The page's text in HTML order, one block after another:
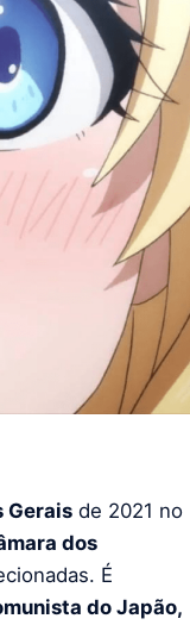
Gerais de 2021 no
dos
É
do Japão,